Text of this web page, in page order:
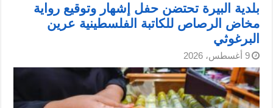
بلدية البيرة تحتضن حفل إشهار وتوقيع رواية
مخاض الرصاص للكاتبة الفلسطينية عرين
البرغوثي
9 أغسطس، 2026